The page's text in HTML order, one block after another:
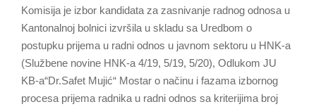
Komisija je izbor kandidata za zasnivanje radnog odnosa u
Kantonalnoj bolnici izvršila u skladu sa Uredbom o
postupku prijema u radni odnos u javnom sektoru u HNK-a
(Službene novine HNK-a 4/19, 5/19, 5/20), Odlukom JU
KB-a“Dr.Safet Mujić“ Mostar o načinu i fazama izbornog
procesa prijema radnika u radni odnos sa kriterijima broj